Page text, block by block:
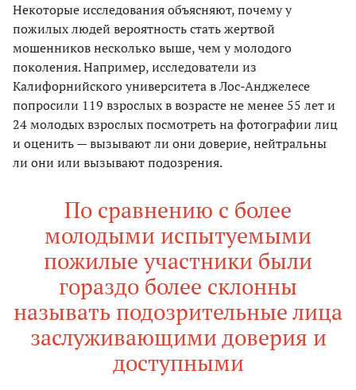
Некоторые исследования объясняют, почему у
пожилых людей вероятность стать жертвой
мошенников несколько выше, чем у молодого
поколения. Например, исследователи из
Калифорнийского университета в Лос-Анджелесе
попросили 119 взрослых в возрасте не менее 55 лет и
24 молодых взрослых посмотреть на фотографии лиц
и оценить — вызывают ли они доверие, нейтральны
ли они или вызывают подозрения.
По сравнению с более
молодыми испытуемыми
пожилые участники были
гораздо более склонны
называть подозрительные лица
заслуживающими доверия и
доступными